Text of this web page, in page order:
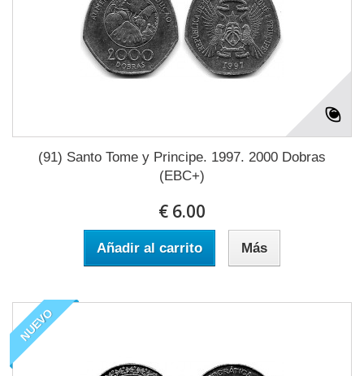
(91) Santo Tome y Principe. 1997. 2000 Dobras
(EBC+)
€ 6.00
Añadir al carrito Más
NUEVO